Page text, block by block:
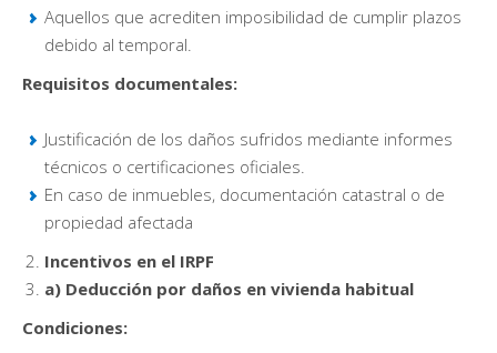
Aquellos que acrediten imposibilidad de cumplir plazos
debido al temporal.
Requisitos documentales:
Justificación de los daños sufridos mediante informes
técnicos o certificaciones oficiales.
En caso de inmuebles, documentación catastral o de
propiedad afectada
Incentivos en el IRPF
a) Deducción por daños en vivienda habitual
Condiciones: